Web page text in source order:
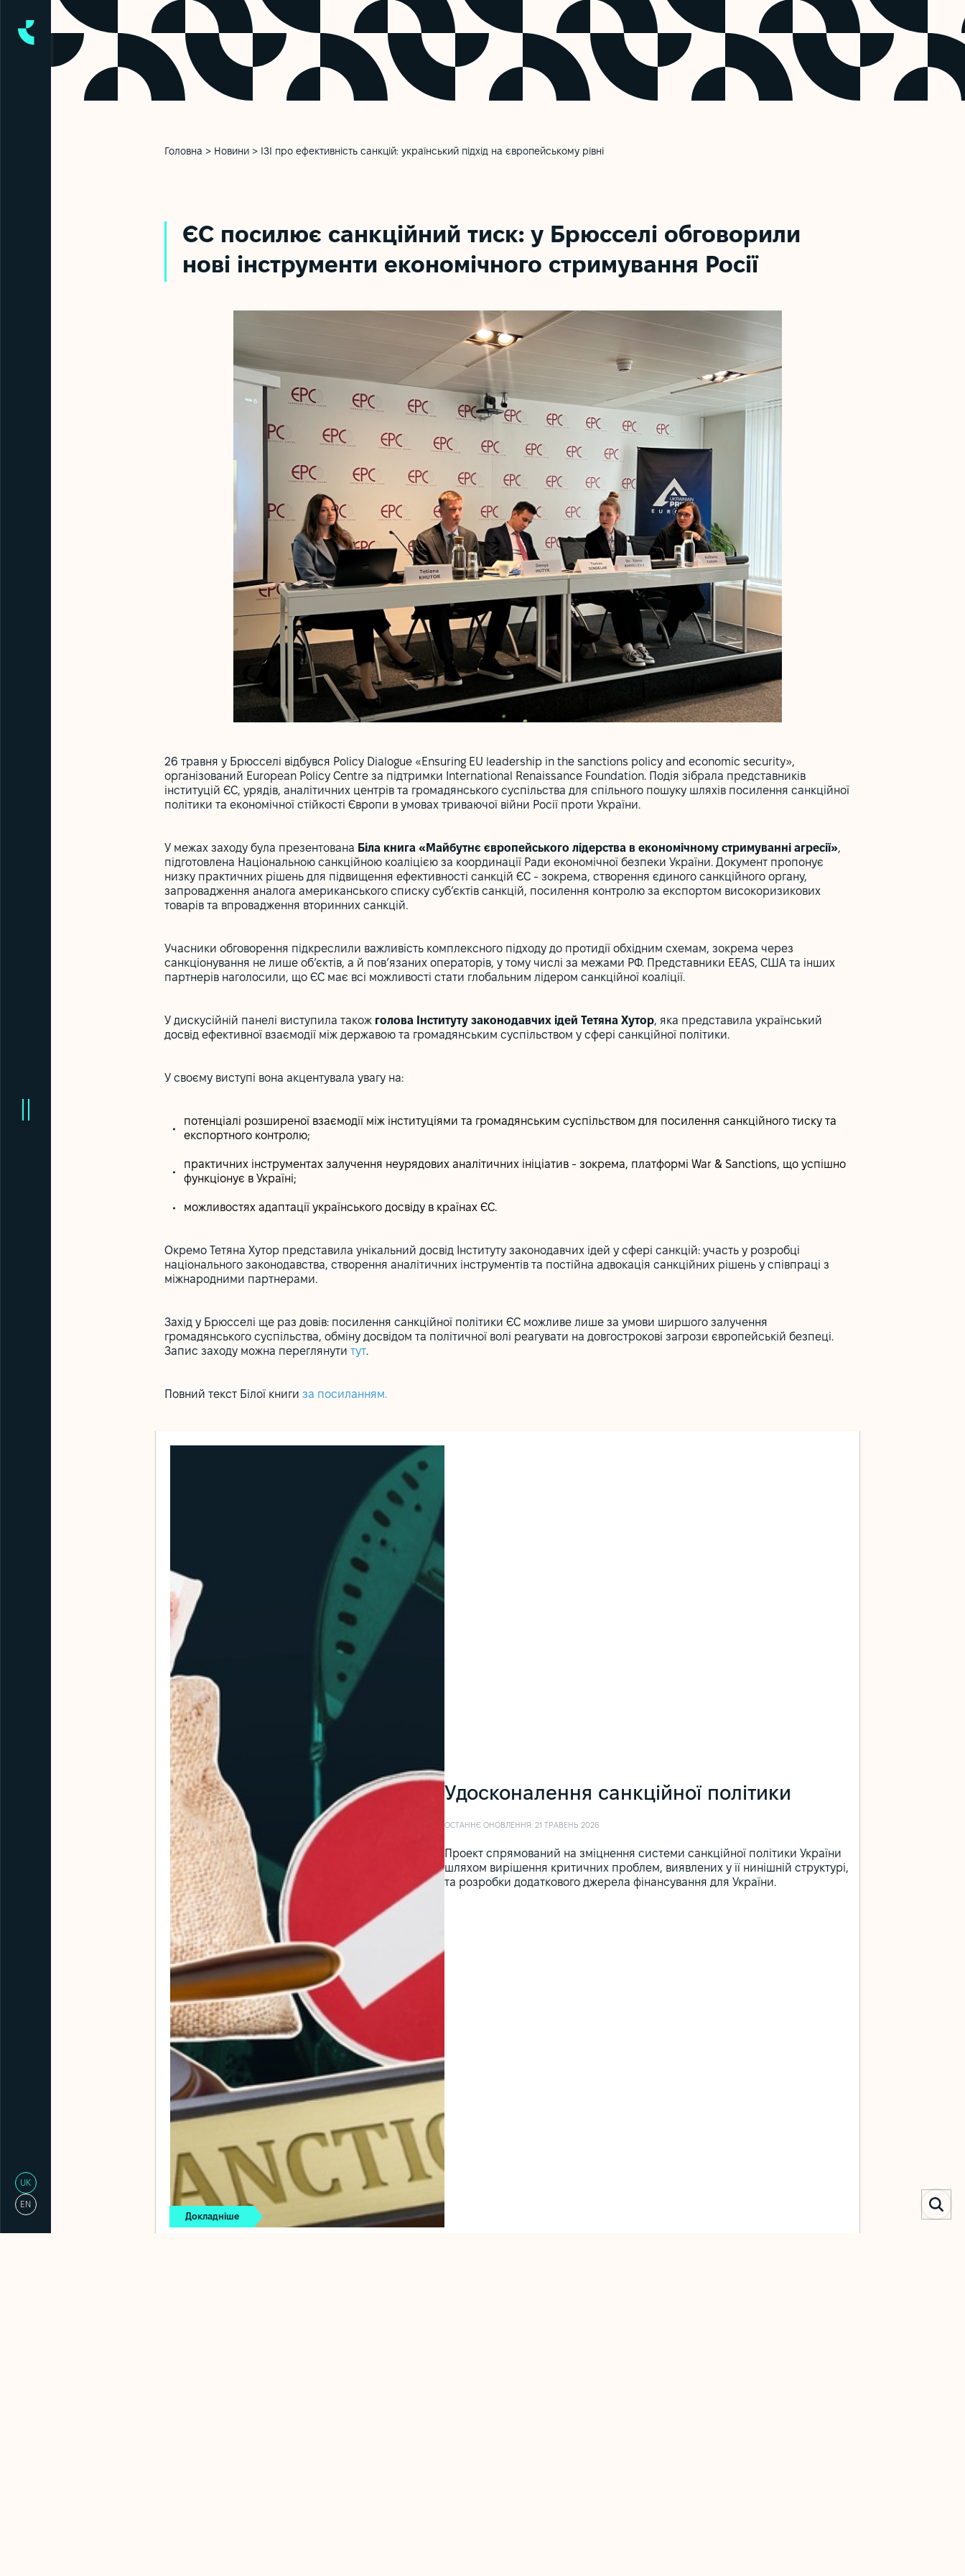
UK
EN
Головна > Новини > ІЗІ про ефективність санкцій: український підхід на європейському рівні
ЄС посилює санкційний тиск: у Брюсселі обговорили
нові інструменти економічного стримування Росії
26 травня у Брюсселі відбувся Policy Dialogue «Ensuring EU leadership in the sanctions policy and economic security»,
організований European Policy Centre за підтримки International Renaissance Foundation. Подія зібрала представників
інституцій ЄС, урядів, аналітичних центрів та громадянського суспільства для спільного пошуку шляхів посилення санкційної
політики та економічної стійкості Європи в умовах триваючої війни Росії проти України.
У межах заходу була презентована Біла книга «Майбутнє європейського лідерства в економічному стримуванні агресії»,
підготовлена Національною санкційною коаліцією за координації Ради економічної безпеки України. Документ пропонує
низку практичних рішень для підвищення ефективності санкцій ЄС - зокрема, створення єдиного санкційного органу,
запровадження аналога американського списку суб’єктів санкцій, посилення контролю за експортом високоризикових
товарів та впровадження вторинних санкцій.
Учасники обговорення підкреслили важливість комплексного підходу до протидії обхідним схемам, зокрема через
санкціонування не лише об’єктів, а й пов’язаних операторів, у тому числі за межами РФ. Представники EEAS, США та інших
партнерів наголосили, що ЄС має всі можливості стати глобальним лідером санкційної коаліції.
У дискусійній панелі виступила також голова Інституту законодавчих ідей Тетяна Хутор, яка представила український
досвід ефективної взаємодії між державою та громадянським суспільством у сфері санкційної політики.
У своєму виступі вона акцентувала увагу на:
потенціалі розширеної взаємодії між інституціями та громадянським суспільством для посилення санкційного тиску та
експортного контролю;
практичних інструментах залучення неурядових аналітичних ініціатив - зокрема, платформі War & Sanctions, що успішно
функціонує в Україні;
можливостях адаптації українського досвіду в країнах ЄС.
Окремо Тетяна Хутор представила унікальний досвід Інституту законодавчих ідей у сфері санкцій: участь у розробці
національного законодавства, створення аналітичних інструментів та постійна адвокація санкційних рішень у співпраці з
міжнародними партнерами.
Захід у Брюсселі ще раз довів: посилення санкційної політики ЄС можливе лише за умови ширшого залучення
громадянського суспільства, обміну досвідом та політичної волі реагувати на довгострокові загрози європейській безпеці.
Запис заходу можна переглянутитут.
Повний текст Білої книгиза посиланням.
Докладніше
Удосконалення санкційної політики
ОСТАННЄ ОНОВЛЕННЯ: 21 ТРАВЕНЬ 2026
Проект спрямований на зміцнення системи санкційної політики України
шляхом вирішення критичних проблем, виявлених у її нинішній структурі,
та розробки додаткового джерела фінансування для України.